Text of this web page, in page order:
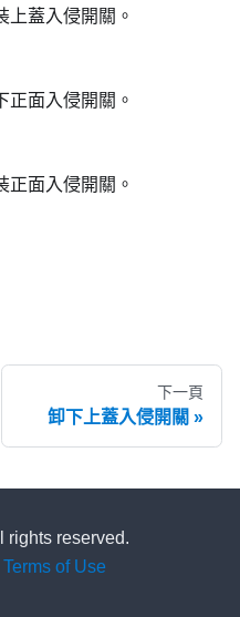
上蓋入侵開關。
正面入侵開關。
正面入侵開關。
下一頁
卸下上蓋入侵開關
rights reserved.
Terms of Use